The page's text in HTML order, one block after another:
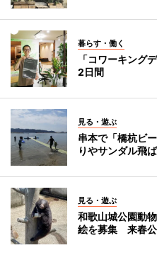
暮らす・働く
「コワーキング
2日間
見る・遊ぶ
串本で「橋杭ビ
りやサンダル飛
見る・遊ぶ
和歌山城公園動
絵を募集 来春